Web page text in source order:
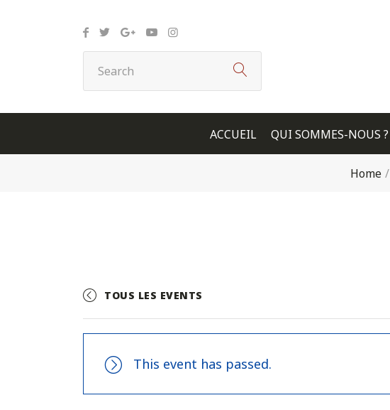
ACCUEIL QUI SOMMES-NOUS ?
Home /
TOUS LES EVENTS
This event has passed.